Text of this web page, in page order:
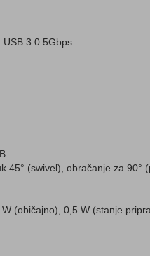
USB 3.0 5Gbps
45° (swivel), obračanje za 90°
(običajno), 0,5 W (stanje